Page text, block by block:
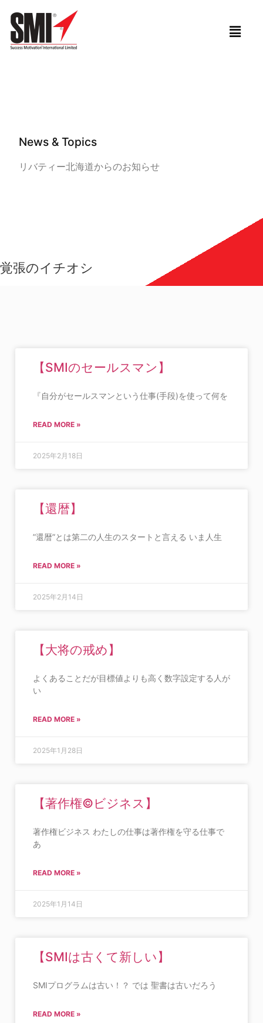
News & Topics
リバティー北海道からのお知らせ
覚張のイチオシ
【SMIのセールスマン】
『自分がセールスマンという仕事(手段)を使って何を
READ MORE »
2025年2月18日
【還暦】
”還暦”とは第二の人生のスタートと言える いま人生
READ MORE »
2025年2月14日
【大将の戒め】
よくあることだが目標値よりも高く数字設定する人が
い
READ MORE »
2025年1月28日
【著作権©️ビジネス】
著作権ビジネス わたしの仕事は著作権を守る仕事で
あ
READ MORE »
2025年1月14日
【SMIは古くて新しい】
SMIプログラムは古い！？ では 聖書は古いだろう
READ MORE »